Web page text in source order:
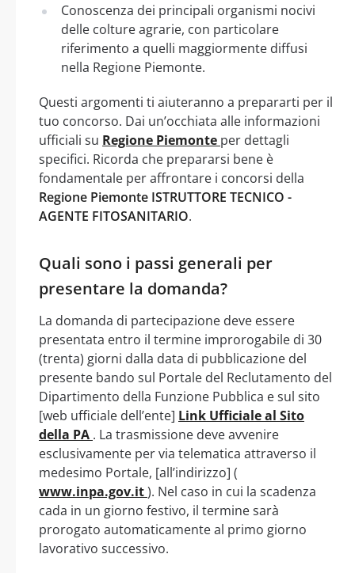
Conoscenza dei principali organismi nocivi
delle colture agrarie, con particolare
riferimento a quelli maggiormente diffusi
nella Regione Piemonte.
Questi argomenti ti aiuteranno a prepararti per il
tuo concorso. Dai un’occhiata alle informazioni
ufficiali su Regione Piemonte per dettagli
specifici. Ricorda che prepararsi bene è
fondamentale per affrontare i concorsi della
Regione Piemonte ISTRUTTORE TECNICO -
AGENTE FITOSANITARIO.
Quali sono i passi generali per
presentare la domanda?
La domanda di partecipazione deve essere
presentata entro il termine improrogabile di 30
(trenta) giorni dalla data di pubblicazione del
presente bando sul Portale del Reclutamento del
Dipartimento della Funzione Pubblica e sul sito
[web ufficiale dell’ente] Link Ufficiale al Sito
della PA . La trasmissione deve avvenire
esclusivamente per via telematica attraverso il
medesimo Portale, [all’indirizzo] (
www.inpa.gov.it). Nel caso in cui la scadenza
cada in un giorno festivo, il termine sarà
prorogato automaticamente al primo giorno
lavorativo successivo.